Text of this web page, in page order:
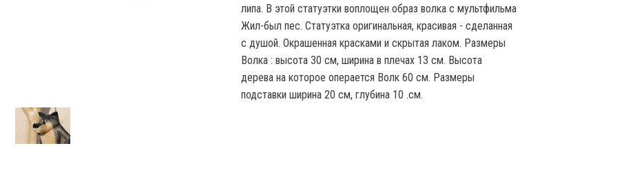
липа. В этой статуэтки воплощен образ волка с мультфильма
Жил-был пес. Статуэтка оригинальная, красивая - сделанная
с душой. Окрашенная красками и скрытая лаком. Размеры
Волка : высота 30 см, ширина в плечах 13 см. Высота
дерева на которое операется Волк 60 см. Размеры
подставки ширина 20 см, глубина 10 .см.